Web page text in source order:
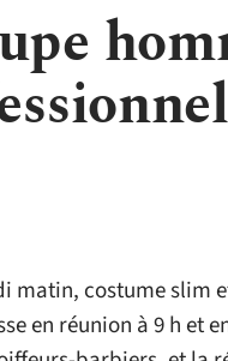
matin, costume slim
en réunion à 9 h et